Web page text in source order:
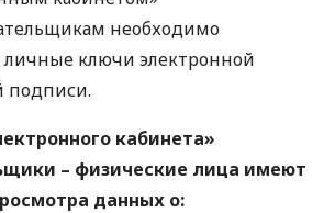
необходимо
личные ключи электронной
подписи.
кабинета»
– физические лица имеют
данных о: